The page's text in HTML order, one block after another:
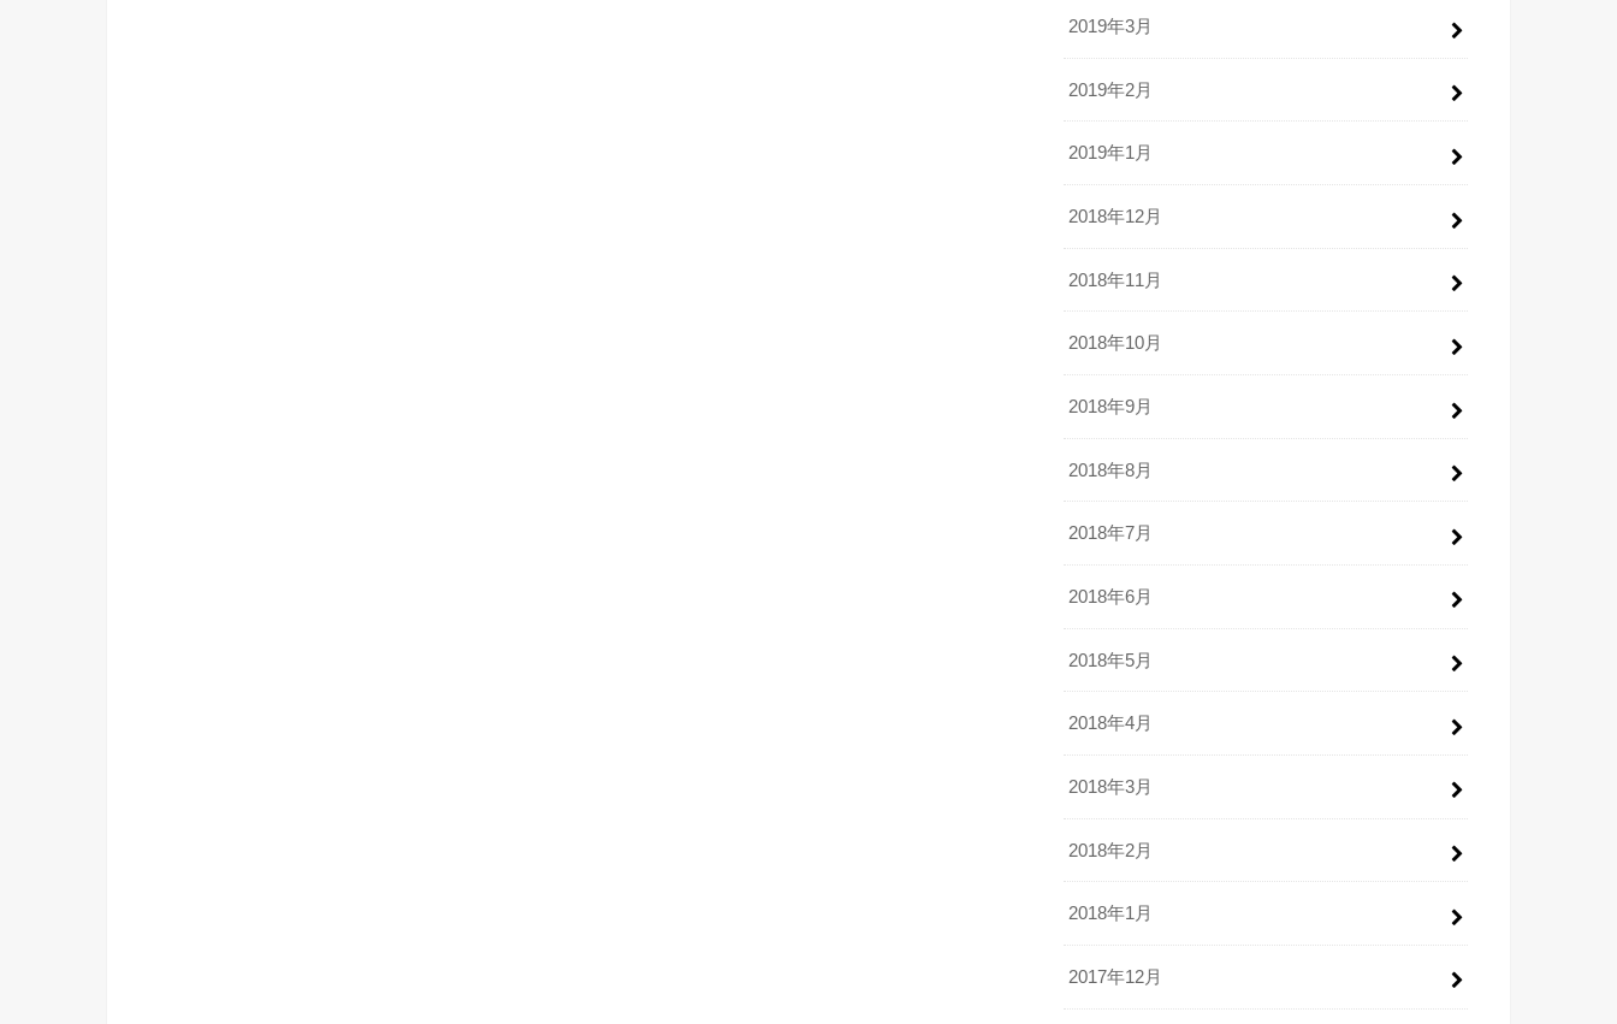
2019年3月
2019年2月
2019年1月
2018年12月
2018年11月
2018年10月
2018年9月
2018年8月
2018年7月
2018年6月
2018年5月
2018年4月
2018年3月
2018年2月
2018年1月
2017年12月